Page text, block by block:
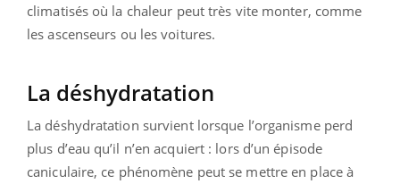
climatisés où la chaleur peut très vite monter, comme
les ascenseurs ou les voitures.
La déshydratation
La déshydratation survient lorsque l’organisme perd
plus d’eau qu’il n’en acquiert : lors d’un épisode
caniculaire, ce phénomène peut se mettre en place à